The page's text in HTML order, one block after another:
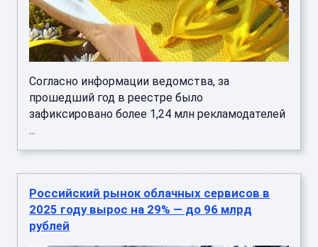
Согласно информации ведомства, за
прошедший год в реестре было
зафиксировано более 1,24 млн рекламодателей
...
Российский рынок облачных сервисов в
2025 году вырос на 29% — до 96 млрд
рублей